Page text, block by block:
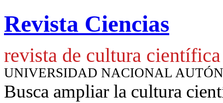
Revista Ciencias
revista de cultura científica
UNIVERSIDAD NACIONAL
Busca ampliar la cultura